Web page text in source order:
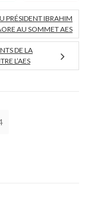
PRÉSIDENT IBRAHIM
AU SOMMET AES
DE LA
L’AES